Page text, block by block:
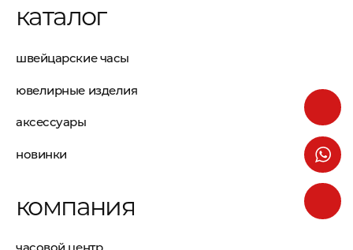
каталог
швейцарские часы
ювелирные изделия
аксессуары
новинки
компания